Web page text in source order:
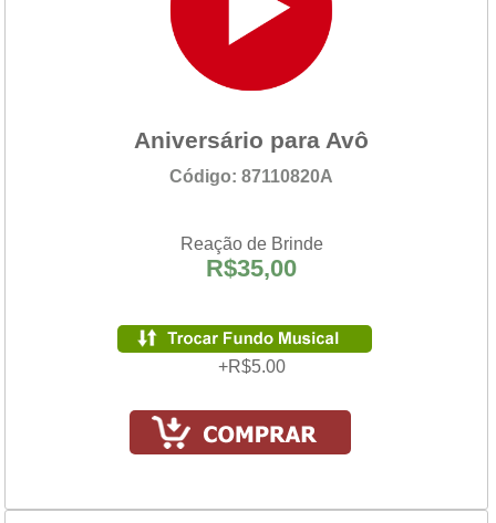
Aniversário para Avô
Código: 87110820A
Reação de Brinde
R$35,00
+R$5.00